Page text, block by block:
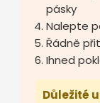
pásky
Nalepte
Řádně
Ihned
Důležité